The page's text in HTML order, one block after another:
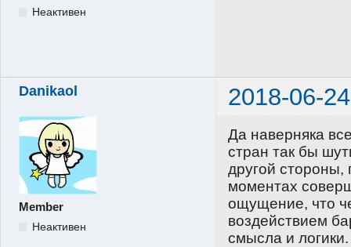
Неактивен
Danikaol 2018-06-
Member
Неактивен
Да наверняка
стран так бы
другой стороны,
моментах
ощущение, что
воздействием
смысла и логики.